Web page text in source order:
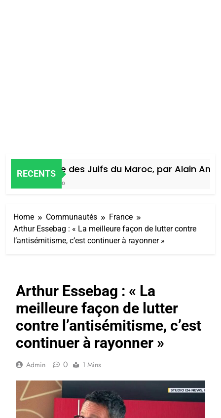
RECENTS
Histoire des Juifs du Maroc, par Alain Amiel
Home Communautés
France
Arthur Essebag : « La meilleure façon de lutter contre
l’antisémitisme, c’est continuer à rayonner »
Arthur Essebag : « La
meilleure façon de lutter
contre l’antisémitisme, c’est
continuer à rayonner »
Admin 0 1 Mins